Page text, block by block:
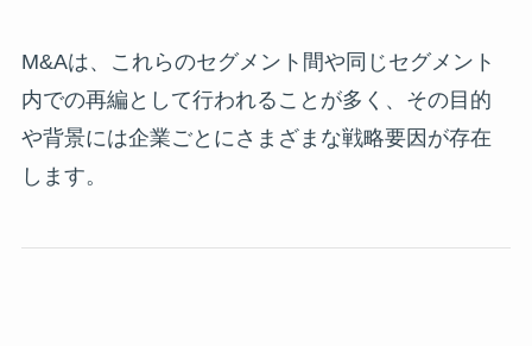
M&Aは、これらのセグメント間や同じセグメント
内での再編として行われることが多く、その目的
や背景には企業ごとにさまざまな戦略要因が存在
します。